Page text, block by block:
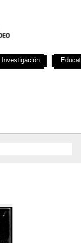
Investigación